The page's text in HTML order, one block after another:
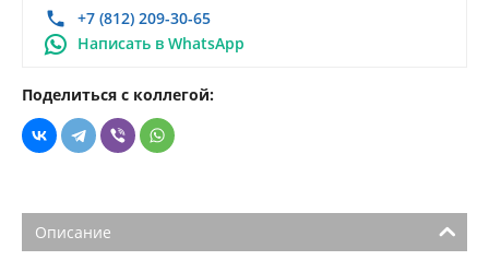
+7 (812) 209-30-65
Написать в WhatsApp
Поделиться с коллегой:
Описание